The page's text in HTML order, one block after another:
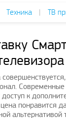
Техника | ТВ
Современные
к
понравится